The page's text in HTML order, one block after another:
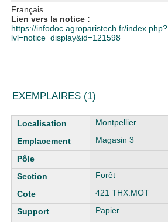
Français
Lien vers la notice :
https://infodoc.agroparistech.fr/index.php?
lvl=notice_display&id=121598
EXEMPLAIRES (1)
Liste des exemplaires
Montpellier
Magasin 3
Forêt
421 THX.MOT
Papier